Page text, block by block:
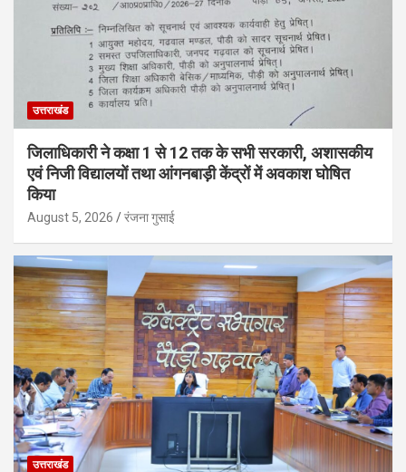
उत्तराखंड
जिलाधिकारी ने कक्षा 1 से 12 तक के सभी सरकारी, अशासकीय
एवं निजी विद्यालयों तथा आंगनबाड़ी केंद्रों में अवकाश घोषित
किया
August 5, 2026 रंजना गुसाई
उत्तराखंड